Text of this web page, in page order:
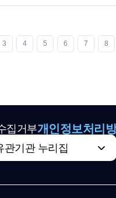
3 4 5 6 7 8
집거부개인정보처리
관기관 누리집